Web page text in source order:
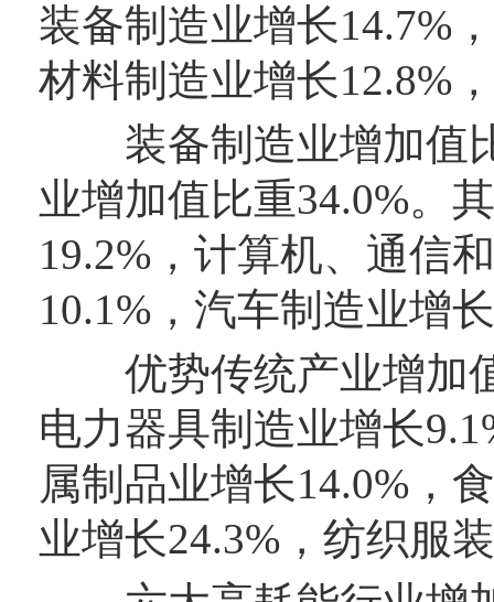
装备制造业增长14.7%
材料制造业增长12.8%
装备制造业增加值比
业增加值比重34.0%。
19.2%，计算机、通信
10.1%，汽车制造业增
优势传统产业增加值
电力器具制造业增长
属制品业增长14.0%，
业增长24.3%，纺织服